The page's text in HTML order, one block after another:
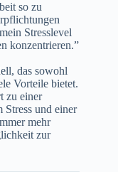
so zu
Stresslevel
konzentrieren.”
das sowohl
Vorteile bietet.
zu einer
Stress und einer
mehr
zur